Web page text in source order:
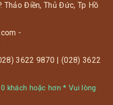
Thảo Điền, Thủ Đức, Tp Hồ
-
3622 9870 | (028) 3622
khách hoặc hơn * Vui lòng